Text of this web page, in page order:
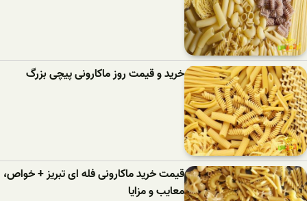
خرید و قیمت روز ماکارونی پیچی بزرگ
قیمت خرید ماکارونی فله ای تبریز + خواص،
معایب و مزایا